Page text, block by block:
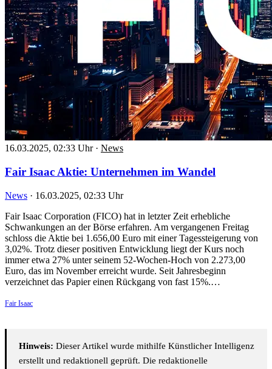
16.03.2025, 02:33 Uhr · News
Fair Isaac Aktie: Unternehmen im Wandel
News · 16.03.2025, 02:33 Uhr
Fair Isaac Corporation (FICO) hat in letzter Zeit erhebliche
Schwankungen an der Börse erfahren. Am vergangenen Freitag
schloss die Aktie bei 1.656,00 Euro mit einer Tagessteigerung von
3,02%. Trotz dieser positiven Entwicklung liegt der Kurs noch
immer etwa 27% unter seinem 52-Wochen-Hoch von 2.273,00
Euro, das im November erreicht wurde. Seit Jahresbeginn
verzeichnet das Papier einen Rückgang von fast 15%.…
Fair Isaac
Hinweis: Dieser Artikel wurde mithilfe Künstlicher Intelligenz
erstellt und redaktionell geprüft. Die redaktionelle